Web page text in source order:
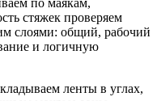
стяжек проверяем
слоями: общий, рабочий
и логичную
ленты в углах,